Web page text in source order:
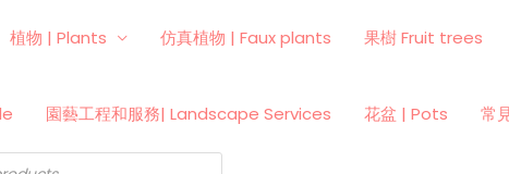
植物 | Plants 仿真植物 | Faux plants 果樹 Fruit trees
園藝工程和服務| Landscape Services 花盆 | Pots
常